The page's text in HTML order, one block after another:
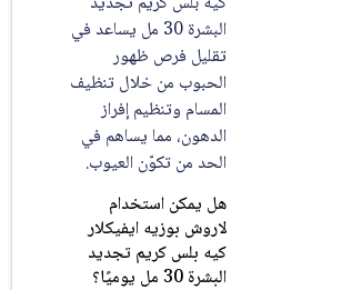
البشرة 30 مل يساعد في
تقليل فرص ظهور
الحبوب من خلال تنظيف
المسام وتنظيم إفراز
الدهون، مما يساهم في
الحد من تكوّن العيوب.
هل يمكن استخدام
لاروش بوزيه ايفيكلار
كيه بلس كريم تجديد
البشرة 30 مل يوميًا؟